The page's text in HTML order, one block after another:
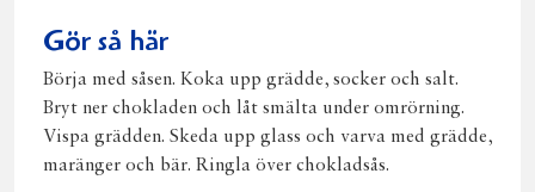
Gör så här
Börja med såsen. Koka upp grädde, socker och salt.
Bryt ner chokladen och låt smälta under omrörning.
Vispa grädden. Skeda upp glass och varva med grädde,
maränger och bär. Ringla över chokladsås.